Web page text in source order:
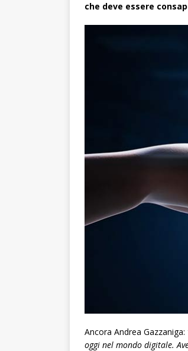
che deve essere
Ancora Andrea Gazzaniga:
oggi nel mondo digitale.